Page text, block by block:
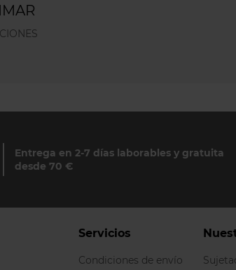
Entrega en 2-7 días laborables y gratuita
desde 70 €
Servicios
Condiciones de envío